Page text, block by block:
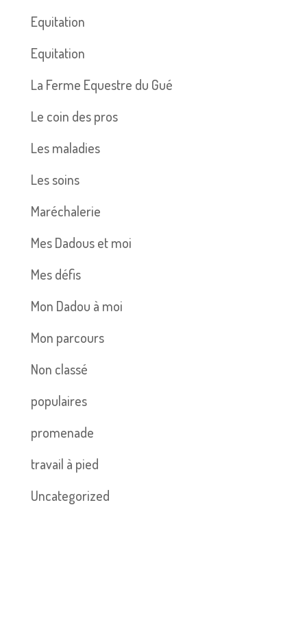
Equitation
Equitation
La Ferme Equestre du Gué
Le coin des pros
Les maladies
Les soins
Maréchalerie
Mes Dadous et moi
Mes défis
Mon Dadou à moi
Mon parcours
Non classé
populaires
promenade
travail à pied
Uncategorized